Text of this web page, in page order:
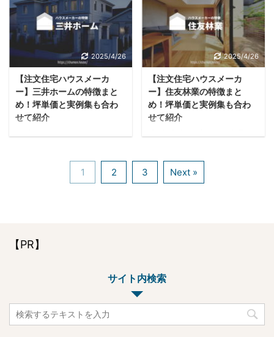
スメーカーから「カタロ
グ・間取り図・見積も
り」を取り寄せたい方
は、一括サービスの提供
を受けることができる
「タウンライフ」を活用
してみてくださいね。
...
も対応しているため災害
に強い家としても注目さ
れています。 今回は、パ
ナソニックホームズのこ
だわりから坪単価・実例
集まで詳しく紹介してい
きます！ 複数社ハウス
...
販売・施工を行っている
ハウスメーカーミサワホ
ーム。 子育て環境や大収
納空間、高いデザイン設
計力に定評のある大手メ
ーカーです。 ミサワホー
ムは土地の制約やライフ
ステージの変化に対応し
ながら、快適な暮らしづ
くりを実現させてきまし
ワホームの特徴から坪単
価・実例までその魅力を
見積もり」を取り寄せた
提供を受けることができ
をお考えの方は是非参考
にしてみてください。 ハ
ウスメーカーとの打ち合
わせは、基本的に営業所
かモデルハウス（住宅展
示場含め）の中で行うの
が一般的ですので、なる
べくご自宅の近くに営業
合は、県内に数多くのモ
デルハウスを構えていま
応した住宅メーカー・ ...
2025/4/26
【注文住宅ハウスメーカ
ー】三井ホームの特徴まと
め！坪単価と実例集も合わ
せて紹介
日本における２×４(ツー
プン化とともに創業した
ハウスメーカー・三井ホ
と。 三井ホームはエコを
デザインする暮らしや、
といった快適で安心安全
ることを得意としていま
す。 この記事では三井ホ
2025/4/26
【注文住宅ハウスメーカ
ー】住友林業の特徴まと
め！坪単価と実例集も合わ
せて紹介
木造注文住宅は、鉄骨や
久性に劣るのでは？とい
うイメージをお持ちの方
す。 木造注文住宅メーカ
耐震・断熱・耐久の３つ
の独自テクノロジーと、
1 2 3 Next »
【PR】
サイト内検索